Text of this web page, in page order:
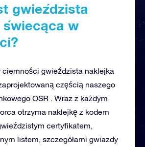
gwieździsta
w
gwieździsta naklejka
częścią naszego
OSR . Wraz z każdym
otrzyma naklejkę z kodem
certyfikatem,
listem, szczegółami gwiazdy